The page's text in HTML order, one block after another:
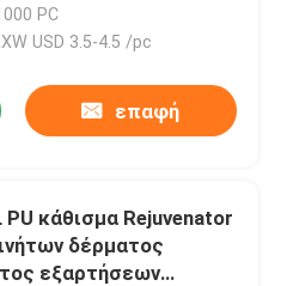
PC
USD 3.5-4.5 /pc
επαφή
PU κάθισμα Rejuvenator
δέρματος
εξαρτήσεων